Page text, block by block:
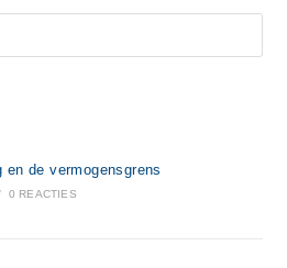
en de vermogensgrens
0 REACTIES